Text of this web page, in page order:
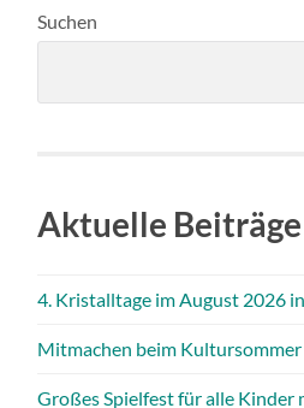
Suchen
Aktuelle Beiträge
4. Kristalltage im August 2026
Mitmachen beim
Großes Spielfest für alle Kinder